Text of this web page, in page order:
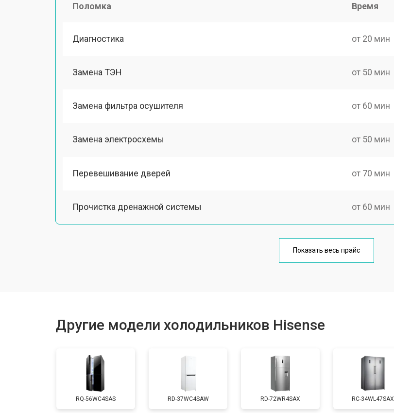
Поломка Время
Диагностика от 20 мин
Замена ТЭН от 50 мин
Замена фильтра осушителя от 60 мин
Замена электросхемы от 50 мин
Перевешивание дверей от 70 мин
Прочистка дренажной системы от 60 мин
от 60 мин
Замена таймера от 70 мин
Замена платы управления (мат.платы, мейн платы) от 50 мин
Показать весь прайс
Другие модели холодильников Hisense
RQ-56WC4SAS RD-37WC4SAW RD-72WR4SAX RС-34WL47SAX